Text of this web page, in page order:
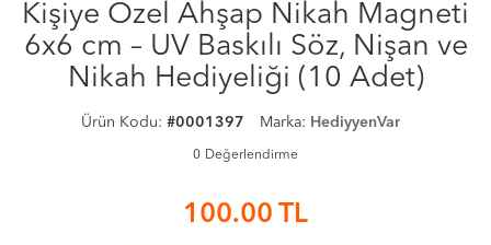
Kişiye Özel Ahşap Nikah Magneti
6x6 cm – UV Baskılı Söz, Nişan ve
Nikah Hediyeliği (10 Adet)
Ürün Kodu: #0001397 Marka: HediyyenVar
0 Değerlendirme
100.00 TL